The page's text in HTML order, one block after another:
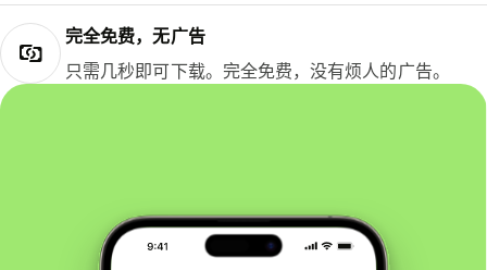
完全免费，无广告
只需几秒即可下载。完全免费，没有烦人的广告。